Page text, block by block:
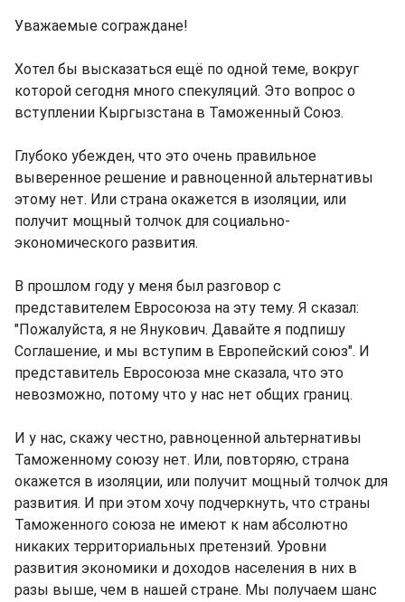
Уважаемые сограждане!
Хотел бы высказаться ещё по одной теме, вокруг
которой сегодня много спекуляций. Это вопрос о
вступлении Кыргызстана в Таможенный Союз.
Глубоко убежден, что это очень правильное
выверенное решение и равноценной альтернативы
этому нет. Или страна окажется в изоляции, или
получит мощный толчок для социально-
экономического развития.
В прошлом году у меня был разговор с
представителем Евросоюза на эту тему. Я сказал:
"Пожалуйста, я не Янукович. Давайте я подпишу
Соглашение, и мы вступим в Европейский союз". И
представитель Евросоюза мне сказала, что это
невозможно, потому что у нас нет общих границ.
И у нас, скажу честно, равноценной альтернативы
Таможенному союзу нет. Или, повторяю, страна
окажется в изоляции, или получит мощный толчок для
развития. И при этом хочу подчеркнуть, что страны
Таможенного союза не имеют к нам абсолютно
никаких территориальных претензий. Уровни
развития экономики и доходов населения в них в
разы выше, чем в нашей стране. Мы получаем шанс